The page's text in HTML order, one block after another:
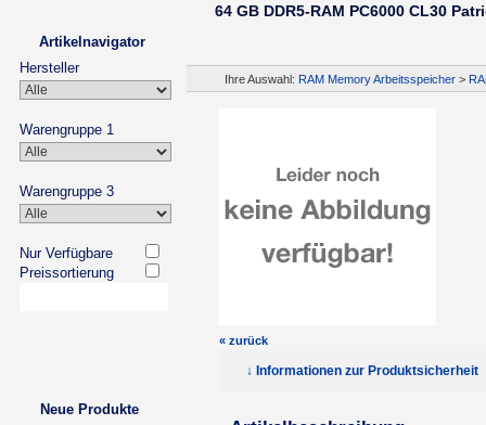
Artikelnavigator
Hersteller
Warengruppe 1
Warengruppe 3
Nur Verfügbare
Preissortierung
Neue Produkte
64 GB DDR5-RAM PC6000 CL30
Ihre Auswahl: RAM Memory Arbeitsspeicher >
« zurück
↓ Informationen zur Produktsicherheit